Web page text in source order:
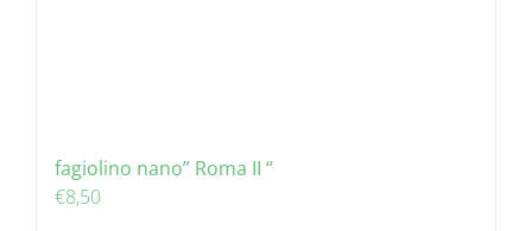
fagiolino nano” Roma II “
€8,50